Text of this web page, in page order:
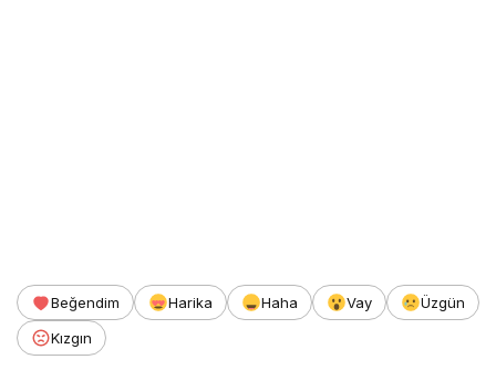
Beğendim Harika Haha Vay
Üzgün
Kızgın